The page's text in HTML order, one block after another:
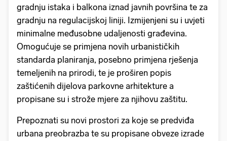
gradnju istaka i balkona iznad javnih površina te za
gradnju na regulacijskoj liniji. Izmijenjeni su i uvjeti
minimalne međusobne udaljenosti građevina.
Omogućuje se primjena novih urbanističkih
standarda planiranja, posebno primjena rješenja
temeljenih na prirodi, te je proširen popis
zaštićenih dijelova parkovne arhitekture a
propisane su i strože mjere za njihovu zaštitu.
Prepoznati su novi prostori za koje se predviđa
urbana preobrazba te su propisane obveze izrade